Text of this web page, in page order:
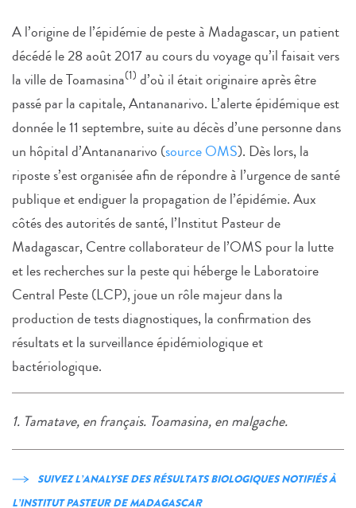
A l’origine de l’épidémie de peste à Madagascar, un patient
décédé le 28 août 2017 au cours du voyage qu’il faisait vers
la ville de Toamasina(1) d’où il était originaire après être
passé par la capitale, Antananarivo. L’alerte épidémique est
donnée le 11 septembre, suite au décès d’une personne dans
un hôpital d’Antananarivo (source OMS). Dès lors, la
riposte s’est organisée afin de répondre à l’urgence de santé
publique et endiguer la propagation de l’épidémie. Aux
côtés des autorités de santé, l’Institut Pasteur de
Madagascar, Centre collaborateur de l’OMS pour la lutte
et les recherches sur la peste qui héberge le Laboratoire
Central Peste (LCP), joue un rôle majeur dans la
production de tests diagnostiques, la confirmation des
résultats et la surveillance épidémiologique et
bactériologique.
1. Tamatave, en français. Toamasina, en malgache.
SUIVEZ L’ANALYSE DES RÉSULTATS BIOLOGIQUES NOTIFIÉS À
L’INSTITUT PASTEUR DE MADAGASCAR